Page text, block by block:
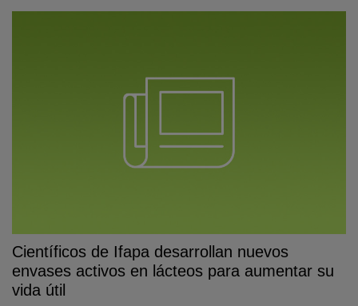
Científicos de Ifapa desarrollan nuevos
envases activos en lácteos para aumentar su
vida útil